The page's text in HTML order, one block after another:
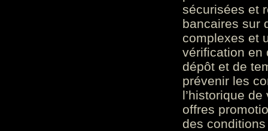
sécurisées et
bancaires sur
complexes et
vérification en
dépôt et de
prévenir les
l’historique
offres
des